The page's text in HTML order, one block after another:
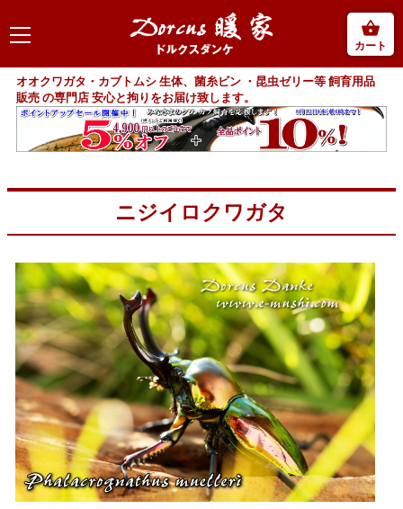
カート
オオクワガタ・カブトムシ 生体、菌糸ビン ・昆虫ゼリー等 飼育用品
販売 の専門店 安心と拘りをお届け致します。
ニジイロクワガタ